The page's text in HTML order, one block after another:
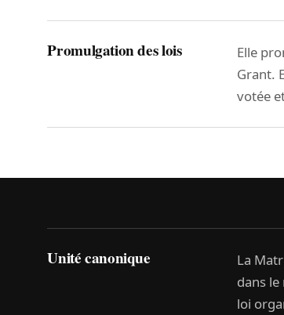
Promulgation des lois
Elle
Grant.
votée
Unité canonique
La
dans
loi